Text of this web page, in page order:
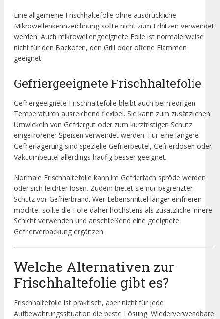
Eine allgemeine Frischhaltefolie ohne ausdrückliche
Mikrowellenkennzeichnung sollte nicht zum Erhitzen verwendet
werden. Auch mikrowellengeeignete Folie ist normalerweise
nicht für den Backofen, den Grill oder offene Flammen
geeignet.
Gefriergeeignete Frischhaltefolie
Gefriergeeignete Frischhaltefolie bleibt auch bei niedrigen
Temperaturen ausreichend flexibel. Sie kann zum zusätzlichen
Umwickeln von Gefriergut oder zum kurzfristigen Schutz
eingefrorener Speisen verwendet werden. Für eine längere
Gefrierlagerung sind spezielle Gefrierbeutel, Gefrierdosen oder
Vakuumbeutel allerdings häufig besser geeignet.
Normale Frischhaltefolie kann im Gefrierfach spröde werden
oder sich leichter lösen. Zudem bietet sie nur begrenzten
Schutz vor Gefrierbrand. Wer Lebensmittel länger einfrieren
möchte, sollte die Folie daher höchstens als zusätzliche innere
Schicht verwenden und anschließend eine geeignete
Gefrierverpackung ergänzen.
Welche Alternativen zur
Frischhaltefolie gibt es?
Frischhaltefolie ist praktisch, aber nicht für jede
Aufbewahrungssituation die beste Lösung. Wiederverwendbare